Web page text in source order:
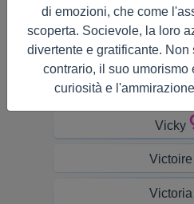
Vicki
Vickie
Vicky
Victoire
Victoria
di emozioni, che come
scoperta. Socievole, la loro
divertente e gratificante. Non
contrario, il suo umorismo
curiosità e